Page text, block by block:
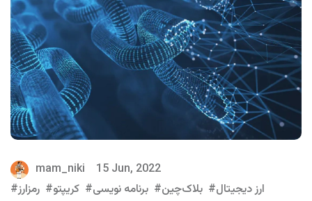
mam_niki
15 Jun, 2022
رمزارز
کریپتو برنامه نویسی بلاک‌چین ارز دیجیتال